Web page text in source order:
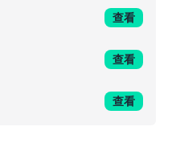
查看
查看
查看